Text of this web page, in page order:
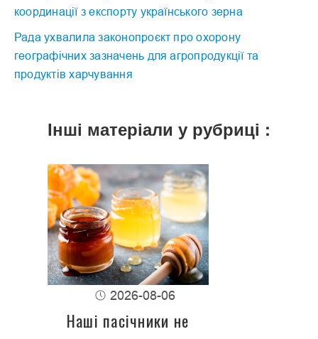
координації з експорту українського зерна
Рада ухвалила законопроєкт про охорону
географічних зазначень для агропродукції та
продуктів харчування
Інші матеріали у рубриці :
2026-08-06
Наші пасічники не